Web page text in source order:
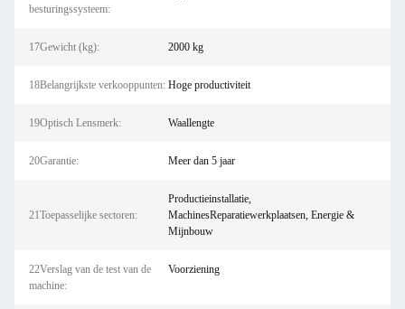
besturingssysteem:
17Gewicht (kg): 2000 kg
18Belangrijkste verkooppunten: Hoge productiviteit
19Optisch Lensmerk: Waallengte
20Garantie: Meer dan 5 jaar
21Toepasselijke sectoren:
Productieinstallatie,
MachinesReparatiewerkplaatsen, Energie &
Mijnbouw
22Verslag van de test van de
machine:
Voorziening